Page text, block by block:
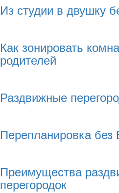
Из студии в двушку
Как зонировать
родителей
Раздвижные
Перепланировка
Преимущества
перегородок